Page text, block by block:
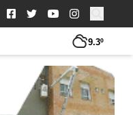
Buscar:
9.3º